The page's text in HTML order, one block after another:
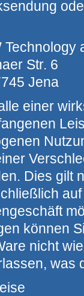
Technology
Str. 6
Jena
einer
Dies gilt
können
nicht
was